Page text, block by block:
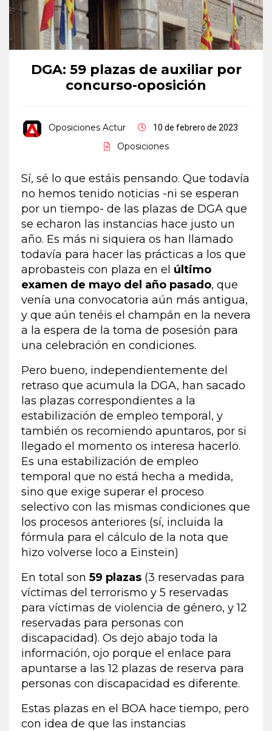
DGA: 59 plazas de auxiliar por
concurso-oposición
Oposiciones Actur 10 de febrero de 2023
Oposiciones
Sí, sé lo que estáis pensando. Que todavía
no hemos tenido noticias -ni se esperan
por un tiempo- de las plazas de DGA que
se echaron las instancias hace justo un
año. Es más ni siquiera os han llamado
todavía para hacer las prácticas a los que
aprobasteis con plaza en el último
examen de mayo del año pasado, que
venía una convocatoria aún más antigua,
y que aún tenéis el champán en la nevera
a la espera de la toma de posesión para
una celebración en condiciones.
Pero bueno, independientemente del
retraso que acumula la DGA, han sacado
las plazas correspondientes a la
estabilización de empleo temporal, y
también os recomiendo apuntaros, por si
llegado el momento os interesa hacerlo.
Es una estabilización de empleo
temporal que no está hecha a medida,
sino que exige superar el proceso
selectivo con las mismas condiciones que
los procesos anteriores (sí, incluida la
fórmula para el cálculo de la nota que
hizo volverse loco a Einstein)
En total son 59 plazas (3 reservadas para
víctimas del terrorismo y 5 reservadas
para víctimas de violencia de género, y 12
reservadas para personas con
discapacidad). Os dejo abajo toda la
información, ojo porque el enlace para
apuntarse a las 12 plazas de reserva para
personas con discapacidad es diferente.
Estas plazas en el BOA hace tiempo, pero
con idea de que las instancias